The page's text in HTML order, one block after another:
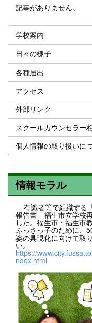
記事がありません。
学校案内
日々の様子
各種届出
アクセス
外部リンク
スクールカウンセラー
個人情報の取り扱いに
情報モラル
有識者等で組織する
報告書「福生市立学校
した。福生市・福生市
ふっさっ子のために、
姿の具現化に向けて取
い。
https://
ndex.html